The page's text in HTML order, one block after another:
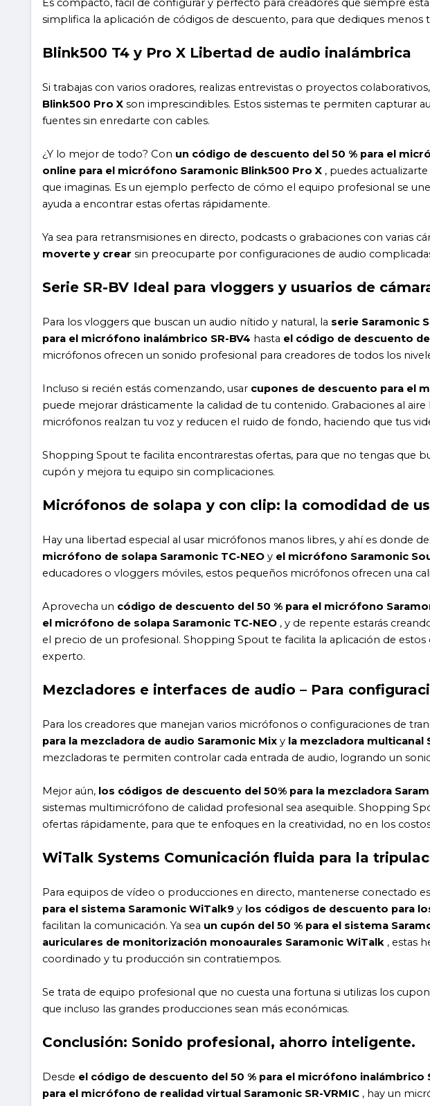
Es compacto, fácil de configurar y perfecto para creadores que siempre
simplifica la aplicación de códigos de descuento, para que dediques
Blink500 T4 y Pro X Libertad de audio inalámbrica
Si trabajas con varios oradores, realizas entrevistas o proyectos
Blink500 Pro X son imprescindibles. Estos sistemas te permiten capturar
fuentes sin enredarte con cables.
¿Y lo mejor de todo? Con un código de descuento del 50 % para el
online para el micrófono Saramonic Blink500 Pro X , puedes
que imaginas. Es un ejemplo perfecto de cómo el equipo profesional se
ayuda a encontrar estas ofertas rápidamente.
Ya sea para retransmisiones en directo, podcasts o grabaciones con varias
moverte y crear sin preocuparte por configuraciones de audio
Serie SR-BV Ideal para vloggers y usuarios de
Para los vloggers que buscan un audio nítido y natural, la serie Saramonic
para el micrófono inalámbrico SR-BV4 hasta el código de descuento
micrófonos ofrecen un sonido profesional para creadores de todos los
Incluso si recién estás comenzando, usar cupones de descuento para el
puede mejorar drásticamente la calidad de tu contenido. Grabaciones al
micrófonos realzan tu voz y reducen el ruido de fondo, haciendo que tus
Shopping Spout te facilita encontrarestas ofertas, para que no tengas que
cupón y mejora tu equipo sin complicaciones.
Micrófonos de solapa y con clip: la comodidad de
Hay una libertad especial al usar micrófonos manos libres, y ahí es donde
micrófono de solapa Saramonic TC-NEO y el micrófono Saramonic
educadores o vloggers móviles, estos pequeños micrófonos ofrecen una
Aprovecha un código de descuento del 50 % para el micrófono
el micrófono de solapa Saramonic TC-NEO , y de repente estarás
el precio de un profesional. Shopping Spout te facilita la aplicación de
experto.
Mezcladores e interfaces de audio – Para
Para los creadores que manejan varios micrófonos o configuraciones de
para la mezcladora de audio Saramonic Mix y la mezcladora multicanal
mezcladoras te permiten controlar cada entrada de audio, logrando un
Mejor aún, los códigos de descuento del 50% para la mezcladora
sistemas multimicrófono de calidad profesional sea asequible. Shopping
ofertas rápidamente, para que te enfoques en la creatividad, no en los
WiTalk Systems Comunicación fluida para la
Para equipos de vídeo o producciones en directo, mantenerse conectado
para el sistema Saramonic WiTalk9 y los códigos de descuento para
facilitan la comunicación. Ya sea un cupón del 50 % para el sistema
auriculares de monitorización monoaurales Saramonic WiTalk , estas
coordinado y tu producción sin contratiempos.
Se trata de equipo profesional que no cuesta una fortuna si utilizas los
que incluso las grandes producciones sean más económicas.
Conclusión: Sonido profesional, ahorro inteligente.
Desde el código de descuento del 50 % para el micrófono inalámbrico
para el micrófono de realidad virtual Saramonic SR-VRMIC , hay un